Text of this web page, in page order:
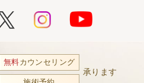
無料カウンセリング
承ります